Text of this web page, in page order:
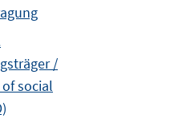
/
social